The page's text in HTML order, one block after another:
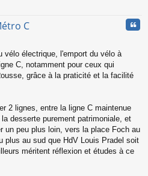
C
vélo électrique, l'emport du vélo à
C, notamment pour ceux qui
grâce à la praticité et la facilité
2 lignes, entre la ligne C maintenue
desserte purement patrimoniale, et
un peu plus loin, vers la place Foch au
plus au sud que HdV Louis Pradel soit
méritent réflexion et études à ce